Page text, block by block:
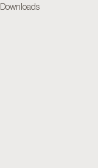
Downloads